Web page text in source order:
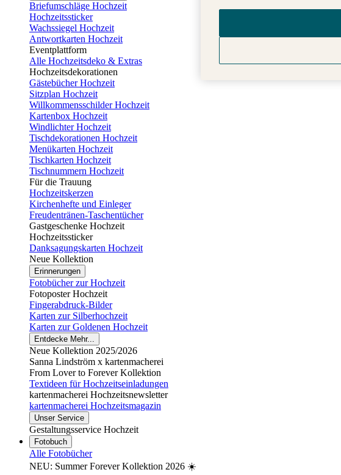
Briefumschläge Hochzeit
Hochzeitssticker
Wachssiegel Hochzeit
Antwortkarten Hochzeit
Eventplattform
Alle Hochzeitsdeko & Extras
Hochzeitsdekorationen
Gästebücher Hochzeit
Sitzplan Hochzeit
Willkommensschilder Hochzeit
Kartenbox Hochzeit
Windlichter Hochzeit
Tischdekorationen Hochzeit
Menükarten Hochzeit
Tischkarten Hochzeit
Tischnummern Hochzeit
Für die Trauung
Hochzeitskerzen
Kirchenhefte und Einleger
Freudentränen-Taschentücher
Gastgeschenke Hochzeit
Hochzeitssticker
Danksagungskarten Hochzeit
Neue Kollektion
Erinnerungen
Fotobücher zur Hochzeit
Fotoposter Hochzeit
Fingerabdruck-Bilder
Karten zur Silberhochzeit
Karten zur Goldenen Hochzeit
Entdecke Mehr...
Neue Kollektion 2025/2026
Sanna Lindström x kartenmacherei
From Lover to Forever Kollektion
Textideen für Hochzeitseinladungen
kartenmacherei Hochzeitsnewsletter
kartenmacherei Hochzeitsmagazin
Unser Service
Gestaltungsservice Hochzeit
Fotobuch
Alle Fotobücher
NEU: Summer Forever Kollektion 2026 ☀️